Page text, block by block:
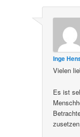
Inge
Vielen
Es ist